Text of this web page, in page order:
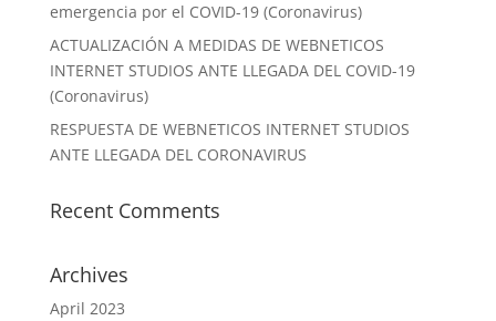
emergencia por el COVID-19 (Coronavirus)
ACTUALIZACIÓN A MEDIDAS DE WEBNETICOS
INTERNET STUDIOS ANTE LLEGADA DEL COVID-19
(Coronavirus)
RESPUESTA DE WEBNETICOS INTERNET STUDIOS
ANTE LLEGADA DEL CORONAVIRUS
Recent Comments
Archives
April 2023